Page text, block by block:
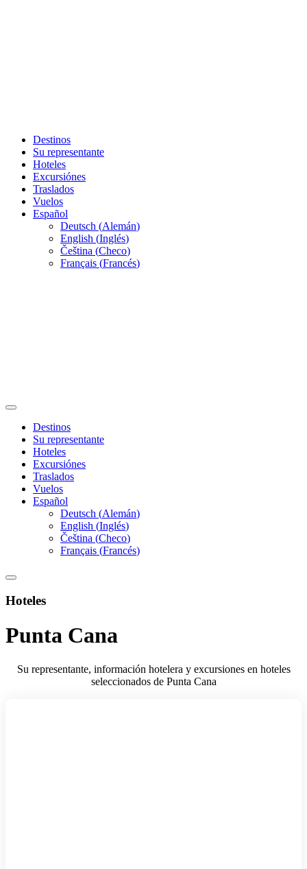
Destinos
Su representante
Hoteles
Excursiónes
Traslados
Vuelos
Español
Deutsch (Alemán)
English (Inglés)
Čeština (Checo)
Français (Francés)
Destinos
Su representante
Hoteles
Excursiónes
Traslados
Vuelos
Español
Deutsch (Alemán)
English (Inglés)
Čeština (Checo)
Français (Francés)
Hoteles
Punta Cana
Su representante, información hotelera y excursiones en hoteles
seleccionados de Punta Cana